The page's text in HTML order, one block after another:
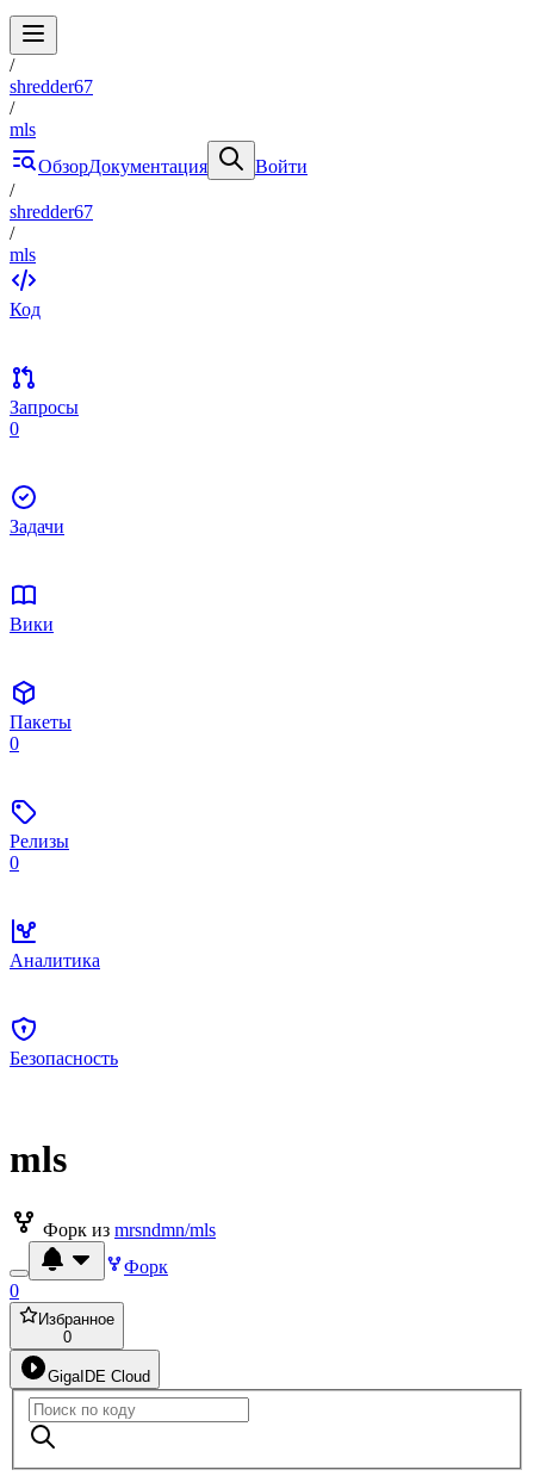
/
shredder67
/
mls
ОбзорДокументация
Войти
/
shredder67
/
mls
Код
Запросы
0
Задачи
Вики
Пакеты
0
Релизы
0
Аналитика
Безопасность
mls
Форк из mrsndmn/mls
Форк
0
Избранное
0
GigaIDE Cloud